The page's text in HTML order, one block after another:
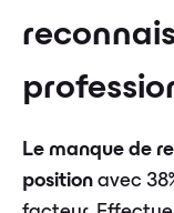
Le manque de
position avec